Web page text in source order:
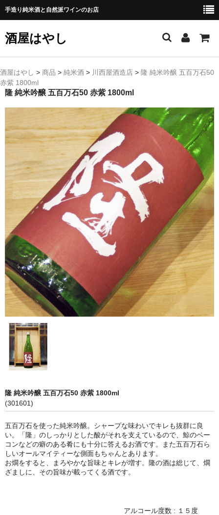
手造り純米酒と自然派ワインのお店
酒屋はやし
ホーム
商品カテゴリー
純 米 酒
よえもん 川村酒造店（岩手県花巻市）
田从･月下の舞 舞鶴酒造（秋田県横手市）
綿屋 金の井酒造（宮城県栗原市）
大七 大七酒造（福島県二本松市）
宗玄 宗玄酒造（石川県珠洲市）
神亀 神亀酒造（埼玉県蓮田市）
隆・丹沢山 川西屋酒造店（神奈川県足柄上郡）
長珍 長珍酒造（愛知県津島市）
天遊琳・伊勢の白酒 タカハシ酒造（三重県四日市市）
るみ子の酒・英・妙の華 森喜酒造（三重県伊賀市）
大治郎・喜量能 畑酒造（滋賀県東近江市）
秋鹿・奥鹿 秋鹿酒造（大阪府豊能郡能勢町）
竹泉 田治米（兵庫県朝来市）
諏訪泉 諏訪酒造（鳥取県八頭郡智頭町）
✚旭日 旭日酒造（島根県出雲市）
酒屋はやし > 商品 > 純米酒 > 川西屋酒造店 > 隆 純米吟醸 五百万石50
赤紫 1800ml
隆 純米吟醸 五百万石50 赤紫 1800ml
隆 純米吟醸 五百万石50 赤紫 1800ml
(301601)
五百万石を使った純米吟醸。シャープな味わいでキレも抜群に良
い。「隆」のしっかりとした酸がそれを支えているので、鯨のベー
コンなどの癖のある肴にも十分に答えるお酒です。また五百万石ら
しいオールマイティーな側面もちゃんとあります。
お燗をすると、まろやかな旨味とキレが増す。隆の酒は総じて、燗
ざましに、その旨味が載ってくる酒です。
アルコール度数 : １５度